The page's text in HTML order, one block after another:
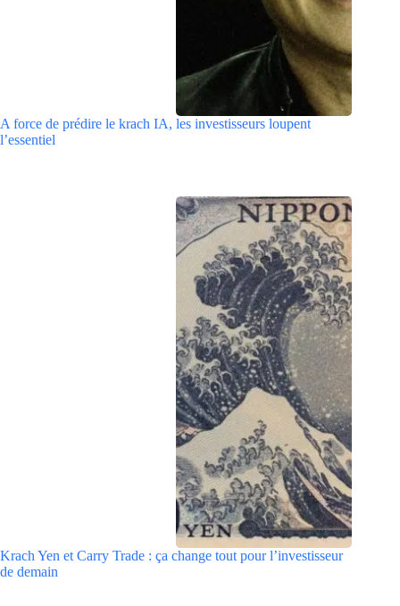
A force de prédire le krach IA, les investisseurs loupent
l’essentiel
Krach Yen et Carry Trade : ça change tout pour l’investisseur
de demain